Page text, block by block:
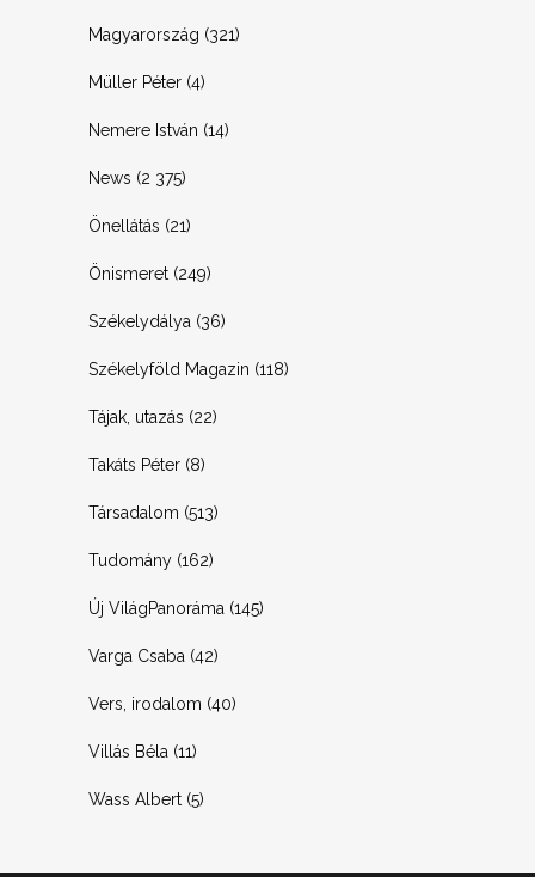
Magyarország (321)
Müller Péter (4)
Nemere István (14)
News (2 375)
Önellátás (21)
Önismeret (249)
Székelydálya (36)
Székelyföld Magazin (118)
Tájak, utazás (22)
Takáts Péter (8)
Társadalom (513)
Tudomány (162)
Új VilágPanoráma (145)
Varga Csaba (42)
Vers, irodalom (40)
Villás Béla (11)
Wass Albert (5)